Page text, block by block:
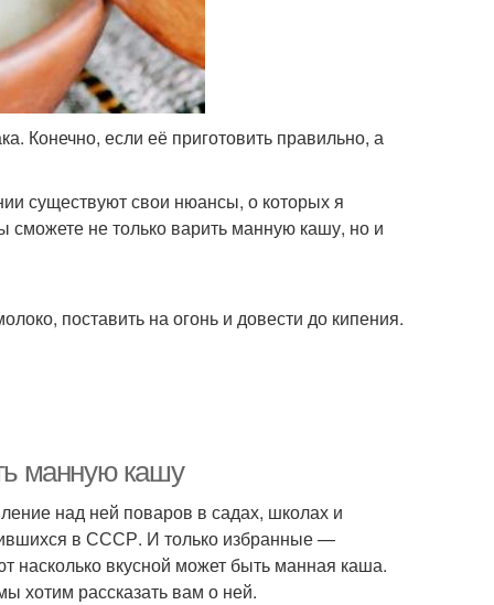
Конечно, если её приготовить правильно, а
существуют свои нюансы, о которых я
сможете не только варить манную кашу, но и
поставить на огонь и довести до кипения.
манную кашу
над ней поваров в садах, школах и
в СССР. И только избранные —
насколько вкусной может быть манная каша.
хотим рассказать вам о ней.